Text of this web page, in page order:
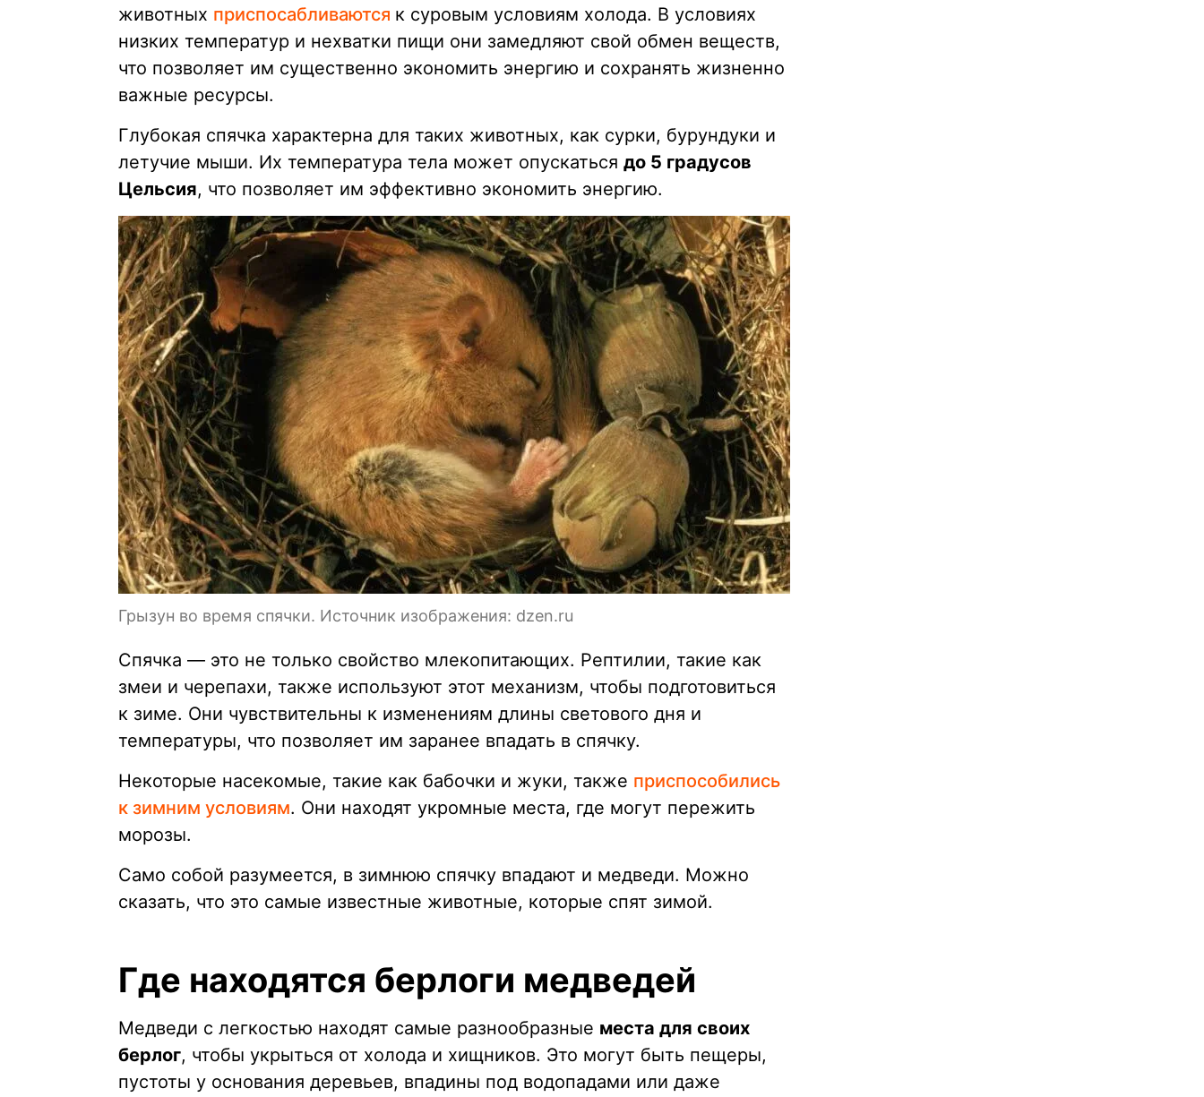
животных приспосабливаются к суровым условиям холода. В условиях
низких температур и нехватки пищи они замедляют свой обмен веществ,
что позволяет им существенно экономить энергию и сохранять жизненно
важные ресурсы.
Глубокая спячка характерна для таких животных, как сурки, бурундуки и
летучие мыши. Их температура тела может опускаться до 5 градусов
Цельсия, что позволяет им эффективно экономить энергию.
Грызун во время спячки. Источник изображения: dzen.ru
Спячка — это не только свойство млекопитающих. Рептилии, такие как
змеи и черепахи, также используют этот механизм, чтобы подготовиться
к зиме. Они чувствительны к изменениям длины светового дня и
температуры, что позволяет им заранее впадать в спячку.
Некоторые насекомые, такие как бабочки и жуки, также приспособились
к зимним условиям. Они находят укромные места, где могут пережить
морозы.
Само собой разумеется, в зимнюю спячку впадают и медведи. Можно
сказать, что это самые известные животные, которые спят зимой.
Где находятся берлоги медведей
Медведи с легкостью находят самые разнообразные места для своих
берлог, чтобы укрыться от холода и хищников. Это могут быть пещеры,
пустоты у основания деревьев, впадины под водопадами или даже